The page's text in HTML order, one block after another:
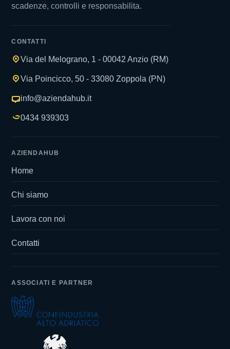
scadenze, controlli e responsabilita.
CONTATTI
Via del Melograno, 1 - 00042 Anzio (RM)
Via Poincicco, 50 - 33080 Zoppola (PN)
info@aziendahub.it
0434 939303
AZIENDAHUB
Home
Chi siamo
Lavora con noi
Contatti
ASSOCIATI E PARTNER